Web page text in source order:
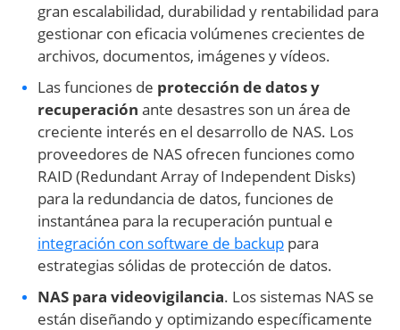
gran escalabilidad, durabilidad y rentabilidad para
gestionar con eficacia volúmenes crecientes de
archivos, documentos, imágenes y vídeos.
Las funciones de protección de datos y
recuperación ante desastres son un área de
creciente interés en el desarrollo de NAS. Los
proveedores de NAS ofrecen funciones como
RAID (Redundant Array of Independent Disks)
para la redundancia de datos, funciones de
instantánea para la recuperación puntual e
integración con software de backup para
estrategias sólidas de protección de datos.
NAS para videovigilancia. Los sistemas NAS se
están diseñando y optimizando específicamente